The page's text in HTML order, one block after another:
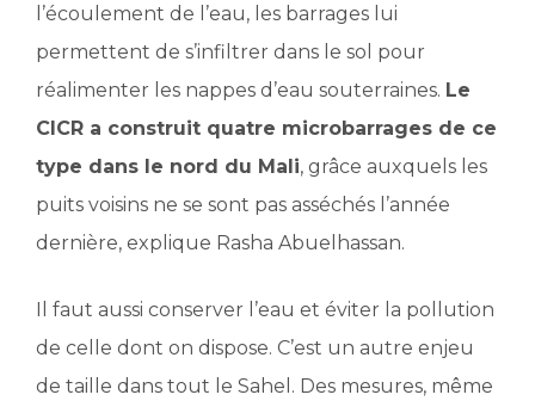
l’écoulement de l’eau, les barrages lui
permettent de s’infiltrer dans le sol pour
réalimenter les nappes d’eau souterraines. Le
CICR a construit quatre microbarrages de ce
type dans le nord du Mali, grâce auxquels les
puits voisins ne se sont pas asséchés l’année
dernière, explique Rasha Abuelhassan.
Il faut aussi conserver l’eau et éviter la pollution
de celle dont on dispose. C’est un autre enjeu
de taille dans tout le Sahel. Des mesures, même